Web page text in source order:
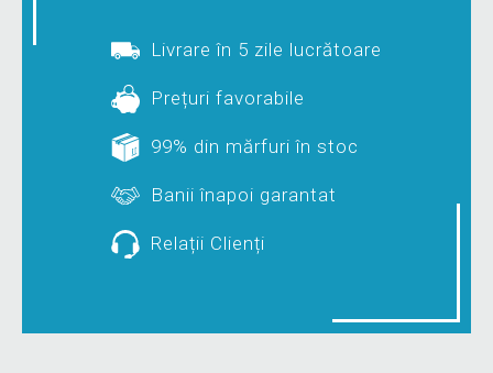
Livrare în 5 zile lucrătoare
Prețuri favorabile
99% din mărfuri în stoc
Banii înapoi garantat
Relații Clienți